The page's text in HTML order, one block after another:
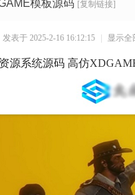
模板源码 [复制链接]
发表于 2025-2-16 16:12:15 | 显示全
资源系统源码 高仿